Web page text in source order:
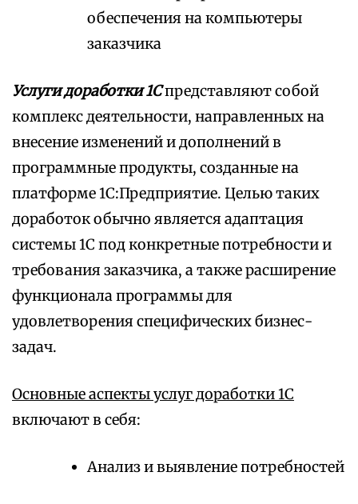
обеспечения на компьютеры
заказчика
Услуги доработки 1Спредставляют собой
комплекс деятельности, направленных на
внесение изменений и дополнений в
программные продукты, созданные на
платформе 1С:Предприятие. Целью таких
доработок обычно является адаптация
системы 1С под конкретные потребности и
требования заказчика, а также расширение
функционала программы для
удовлетворения специфических бизнес-
задач.
Основные аспекты услуг доработки 1С
включают в себя:
Анализ и выявление потребностей